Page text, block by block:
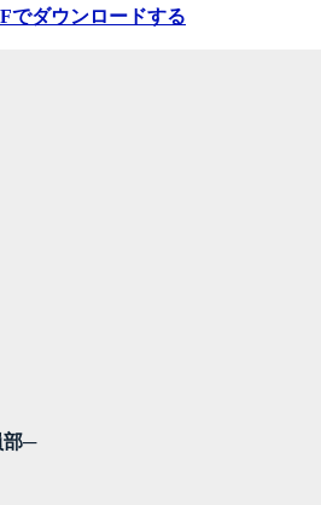
でダウンロードする
─